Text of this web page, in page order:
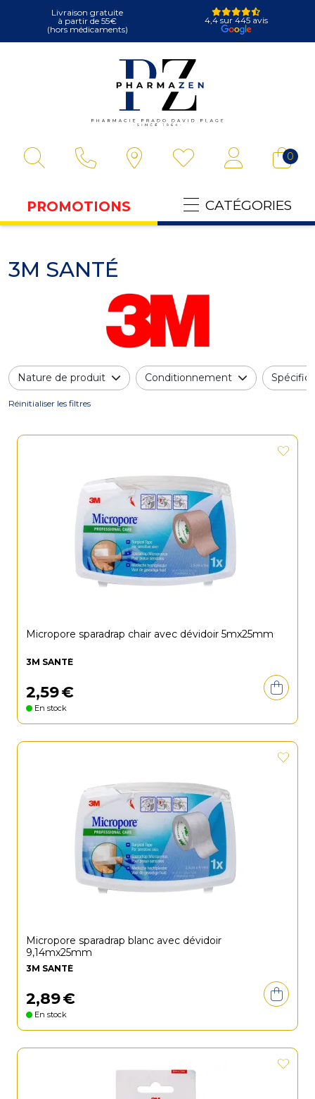
Livraison gratuite
à partir de 55€
(hors médicaments)
4,4 sur 445 avis
0
PROMOTIONS CATÉGORIES
3M SANTÉ
Nature de produit Conditionnement
Réinitialiser les filtres
Micropore sparadrap chair avec dévidoir 5mx25mm
3M SANTÉ
2,59€
En stock
Micropore sparadrap blanc avec dévidoir
9,14mx25mm
3M SANTÉ
2,89€
En stock